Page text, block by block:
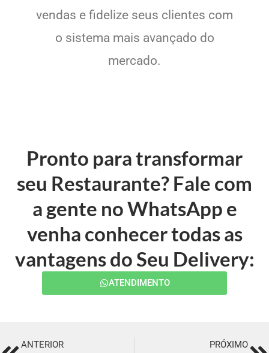
vendas e fidelize seus clientes com
o sistema mais avançado do
mercado.
Pronto para transformar
seu Restaurante? Fale com
a gente no WhatsApp e
venha conhecer todas as
vantagens do Seu Delivery:
ATENDIMENTO
ANTERIOR
PRÓXIMO